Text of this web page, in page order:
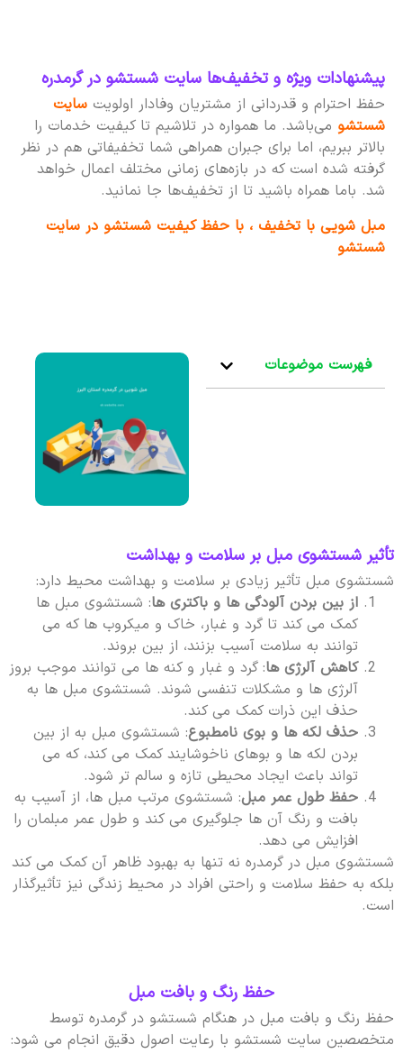
پیشنهادات ویژه و تخفیف‌ها سایت شستشو در گرمدره
حفظ احترام و قدردانی از مشتریان وفادار اولویت سایت
شستشومی‌باشد. ما همواره در تلاشیم تا کیفیت خدمات را
بالاتر ببریم، اما برای جبران همراهی شما تخفیفاتی هم در نظر
گرفته شده است که در بازه‌های زمانی مختلف اعمال خواهد
شد. باما همراه باشید تا از تخفیف‌ها جا نمانید.
مبل شویی با تخفیف ، با حفظ کیفیت شستشو در سایت
شستشو
فهرست موضوعات
تأثیر شستشوی مبل بر سلامت و بهداشت
شستشوی مبل تأثیر زیادی بر سلامت و بهداشت محیط دارد:
از بین بردن آلودگی ها و باکتری ها: شستشوی مبل ها
کمک می کند تا گرد و غبار، خاک و میکروب ها که می
توانند به سلامت آسیب بزنند، از بین بروند.
کاهش آلرژی ها: گرد و غبار و کنه ها می توانند موجب بروز
آلرژی ها و مشکلات تنفسی شوند. شستشوی مبل ها به
حذف این ذرات کمک می کند.
حذف لکه ها و بوی نامطبوع: شستشوی مبل به از بین
بردن لکه ها و بوهای ناخوشایند کمک می کند، که می
تواند باعث ایجاد محیطی تازه و سالم تر شود.
حفظ طول عمر مبل: شستشوی مرتب مبل ها، از آسیب به
بافت و رنگ آن ها جلوگیری می کند و طول عمر مبلمان را
افزایش می دهد.
شستشوی مبل در گرمدره نه تنها به بهبود ظاهر آن کمک می کند
بلکه به حفظ سلامت و راحتی افراد در محیط زندگی نیز تأثیرگذار
است.
حفظ رنگ و بافت مبل
حفظ رنگ و بافت مبل در هنگام شستشو در گرمدره توسط
متخصصین سایت شستشو با رعایت اصول دقیق انجام می شود: